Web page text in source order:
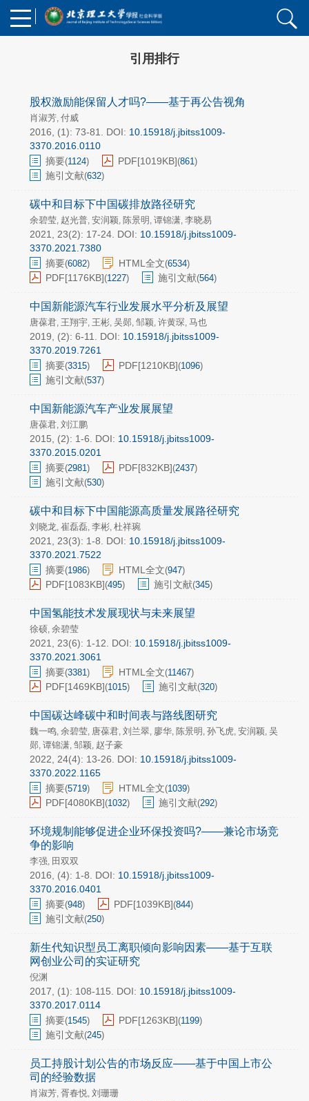
引用排行
股权激励能保留人才吗?——基于再公告视角
肖淑芳, 付威
2016, (1): 73-81. DOI: 10.15918/j.jbitss1009-
3370.2016.0110
摘要(1124) PDF[1019KB](861)
施引文献(632)
碳中和目标下中国碳排放路径研究
余碧莹, 赵光普, 安润颖, 陈景明 , 谭锦潇, 李晓易
2021, 23(2): 17-24. DOI: 10.15918/j.jbitss1009-
3370.2021.7380
摘要(6082) HTML全文(6534)
PDF[1176KB](1227) 施引文献(564)
中国新能源汽车行业发展水平分析及展望
唐葆君, 王翔宇, 王彬, 吴郧, 邹颖, 许黄琛, 马也
2019, (2): 6-11. DOI: 10.15918/j.jbitss1009-
3370.2019.7261
摘要(3315) PDF[1210KB](1096)
施引文献(537)
中国新能源汽车产业发展展望
唐葆君, 刘江鹏
2015, (2): 1-6. DOI: 10.15918/j.jbitss1009-
3370.2015.0201
摘要(2981) PDF[832KB](2437)
施引文献(530)
碳中和目标下中国能源高质量发展路径研究
刘晓龙, 崔磊磊, 李彬, 杜祥琬
2021, 23(3): 1-8. DOI: 10.15918/j.jbitss1009-
3370.2021.7522
摘要(1986) HTML全文(947)
PDF[1083KB](495) 施引文献(345)
中国氢能技术发展现状与未来展望
徐硕, 余碧莹
2021, 23(6): 1-12. DOI: 10.15918/j.jbitss1009-
3370.2021.3061
摘要(3381) HTML全文(11467)
PDF[1469KB](1015) 施引文献(320)
中国碳达峰碳中和时间表与路线图研究
魏一鸣, 余碧莹, 唐葆君, 刘兰翠, 廖华, 陈景明 , 孙飞虎, 安润颖, 吴
郧, 谭锦潇, 邹颖, 赵子豪
2022, 24(4): 13-26. DOI: 10.15918/j.jbitss1009-
3370.2022.1165
摘要(5719) HTML全文(1039)
PDF[4080KB](1032) 施引文献(292)
环境规制能够促进企业环保投资吗?——兼论市场竞
争的影响
李强, 田双双
2016, (4): 1-8. DOI: 10.15918/j.jbitss1009-
3370.2016.0401
摘要(948) PDF[1039KB](844)
施引文献(250)
新生代知识型员工离职倾向影响因素——基于互联
网创业公司的实证研究
倪渊
2017, (1): 108-115. DOI: 10.15918/j.jbitss1009-
3370.2017.0114
摘要(1545) PDF[1263KB](1199)
施引文献(245)
员工持股计划公告的市场反应——基于中国上市公
司的经验数据
肖淑芳, 胥春悦, 刘珊珊